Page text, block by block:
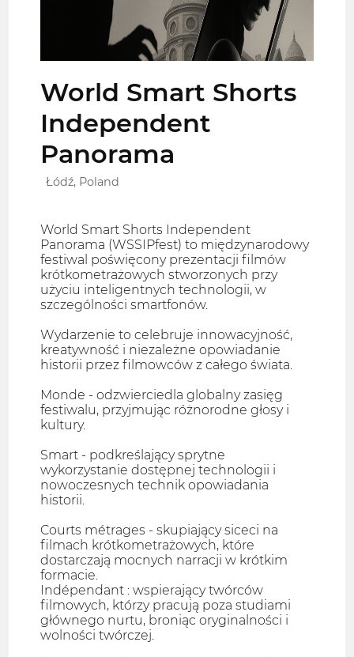
World Smart Shorts
Independent
Panorama
Łódź, Poland
World Smart Shorts Independent
Panorama (WSSIPfest) to międzynarodowy
festiwal poświęcony prezentacji filmów
krótkometrażowych stworzonych przy
użyciu inteligentnych technologii, w
szczególności smartfonów.
Wydarzenie to celebruje innowacyjność,
kreatywność i niezależne opowiadanie
historii przez filmowców z całego świata.
Monde - odzwierciedla globalny zasięg
festiwalu, przyjmując różnorodne głosy i
kultury.
Smart - podkreślający sprytne
wykorzystanie dostępnej technologii i
nowoczesnych technik opowiadania
historii.
Courts métrages - skupiający siceci na
filmach krótkometrażowych, które
dostarczają mocnych narracji w krótkim
formacie.
Indépendant : wspierający twórców
filmowych, którzy pracują poza studiami
głównego nurtu, broniąc oryginalności i
wolności twórczej.